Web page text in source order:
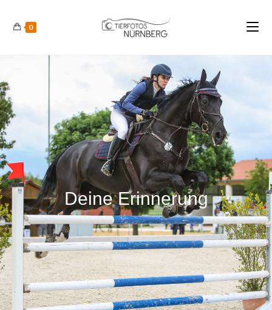
0
Deine Erinnerung